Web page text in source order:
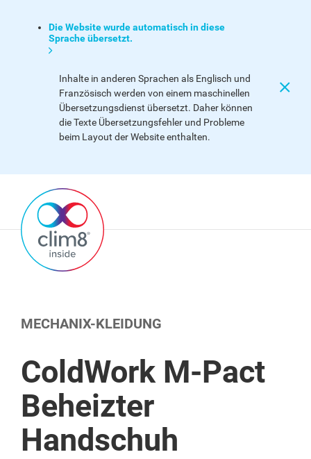
Die Website wurde automatisch in diese
Sprache übersetzt.
Inhalte in anderen Sprachen als Englisch und
Französisch werden von einem maschinellen
Übersetzungsdienst übersetzt. Daher können
die Texte Übersetzungsfehler und Probleme
beim Layout der Website enthalten.
MECHANIX-KLEIDUNG
ColdWork M-Pact
Beheizter
Handschuh